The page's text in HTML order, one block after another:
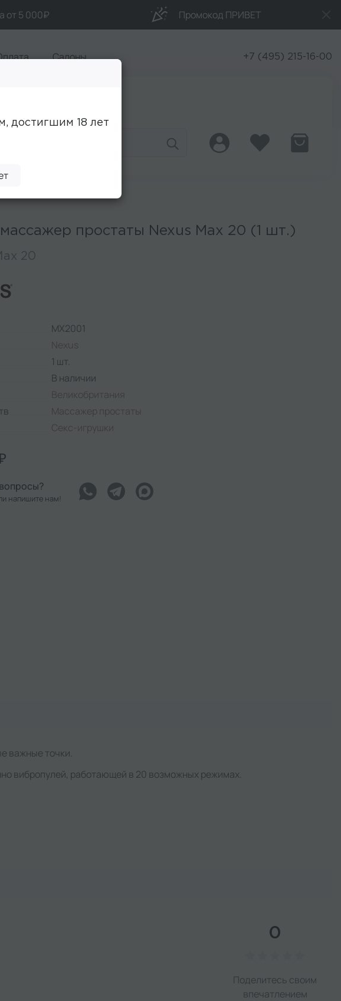
от 5 000₽ Промокод ПРИВЕТ
Салоны +7 (495) 215-16-00
простаты Nexus Max 20 (1 шт.)
20
MX2001
Nexus
1 шт.
В наличии
Великобритания
Массажер простаты
Секс-игрушки
напишите нам!
важные точки.
вибропулей, работающей в 20 возможных режимах.
0
Поделитесь своим
впечатлением
достигшим 18 лет